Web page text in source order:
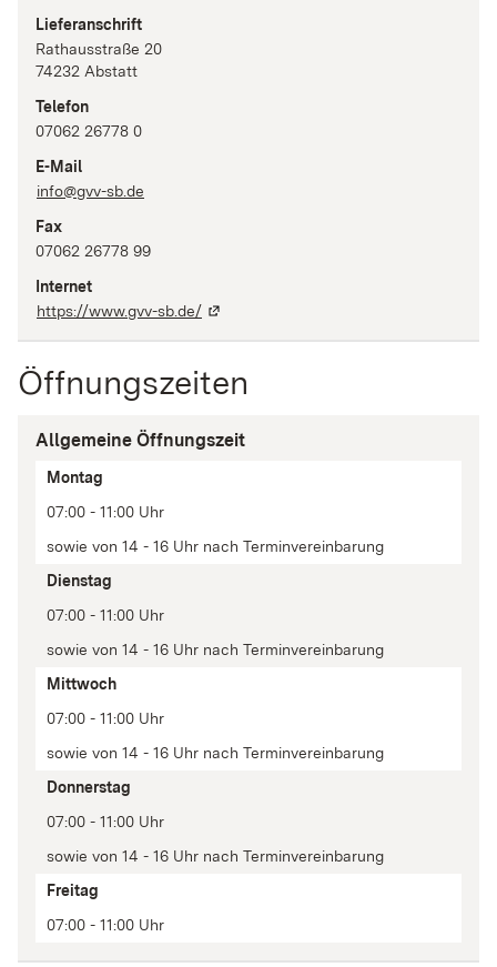
Lieferanschrift
Rathausstraße 20
74232 Abstatt
Telefon
07062 26778 0
E-Mail
info@gvv-sb.de
Fax
07062 26778 99
Internet
https://www.gvv-sb.de/
Öffnungszeiten
Allgemeine Öffnungszeit
Tag
Zeit(en)
Anmerkung
Montag
07:00 - 11:00 Uhr
sowie von 14 - 16 Uhr nach Terminvereinbarung
Dienstag
07:00 - 11:00 Uhr
sowie von 14 - 16 Uhr nach Terminvereinbarung
Mittwoch
07:00 - 11:00 Uhr
sowie von 14 - 16 Uhr nach Terminvereinbarung
Donnerstag
07:00 - 11:00 Uhr
sowie von 14 - 16 Uhr nach Terminvereinbarung
Freitag
07:00 - 11:00 Uhr